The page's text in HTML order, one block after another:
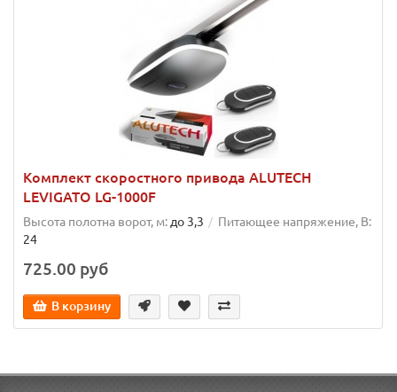
Комплект скоростного привода ALUTECH
LEVIGATO LG-1000F
Высота полотна ворот, м: до 3,3
Питающее напряжение, В:
24
725.00 руб
В корзину